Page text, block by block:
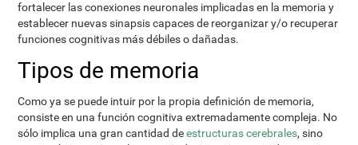
fortalecer las conexiones neuronales implicadas en la memoria y
establecer nuevas sinapsis capaces de reorganizar y/o recuperar
funciones cognitivas más débiles o dañadas.
Tipos de memoria
Como ya se puede intuir por la propia definición de memoria,
consiste en una función cognitiva extremadamente compleja. No
sólo implica una gran cantidad deestructuras cerebrales, sino